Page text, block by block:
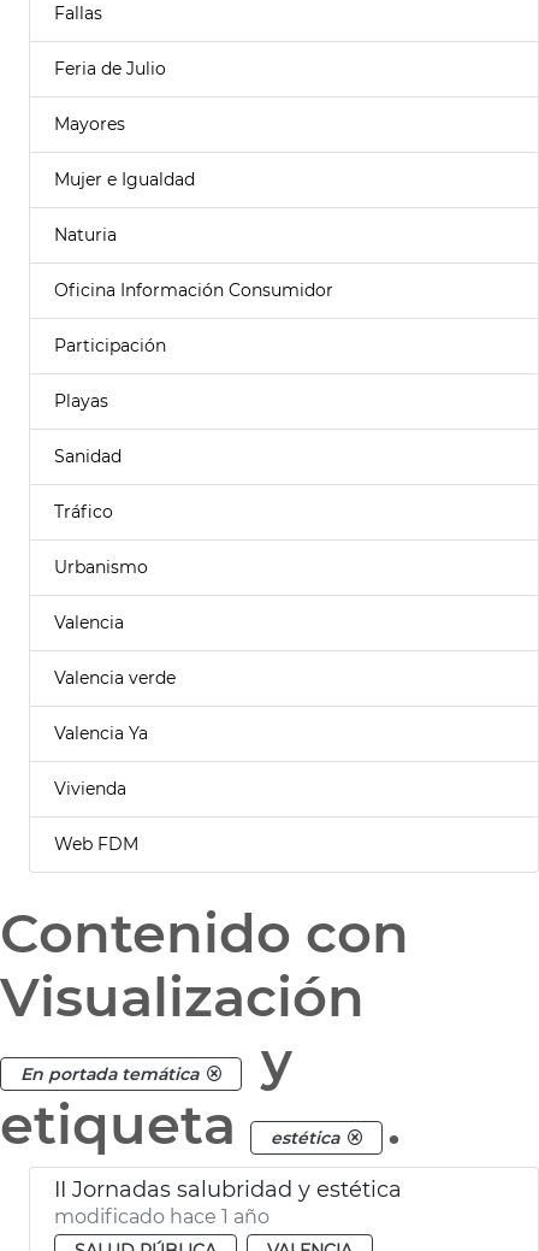
Fallas
Feria de Julio
Mayores
Mujer e Igualdad
Naturia
Oficina Información Consumidor
Participación
Playas
Sanidad
Tráfico
Urbanismo
Valencia
Valencia verde
Valencia Ya
Vivienda
Web FDM
Contenido con
Visualización
En portada temática
y
etiqueta
estética .
II Jornadas salubridad y estética
modificado hace 1 año